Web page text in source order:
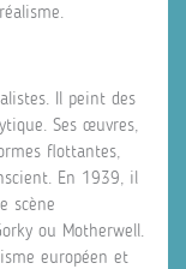
Il peint des
Ses œuvres,
flottantes,
En 1939, il
scène
ou Motherwell.
européen et